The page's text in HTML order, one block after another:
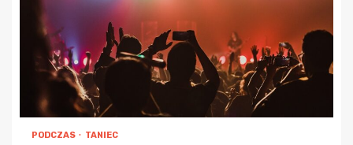
PODCZAS TANIEC